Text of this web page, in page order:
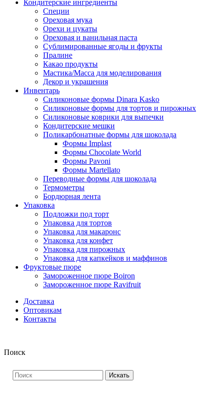
Кондитерские ингредиенты
Специи
Ореховая мука
Орехи и цукаты
Ореховая и ванильная паста
Сублимированные ягоды и фрукты
Пралине
Какао продукты
Мастика/Масса для моделирования
Декор и украшения
Инвентарь
Силиконовые формы Dinara Kasko
Силиконовые формы для тортов и пирожных
Силиконовые коврики для выпечки
Кондитерские мешки
Поликарбонатные формы для шоколада
Формы Implast
Формы Chocolate World
Формы Pavoni
Формы Martellato
Переводные формы для шоколада
Термометры
Бордюрная лента
Упаковка
Подложки под торт
Упаковка для тортов
Упаковка для макаронс
Упаковка для конфет
Упаковка для пирожных
Упаковка для капкейков и маффинов
Фруктовые пюре
Замороженное пюре Boiron
Замороженное пюре Ravifruit
Доставка
Оптовикам
Контакты
Поиск
Искать